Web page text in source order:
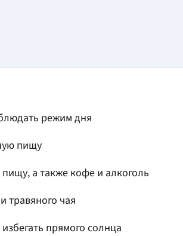
режим дня
пищу
а также кофе и алкоголь
травяного чая
прямого солнца